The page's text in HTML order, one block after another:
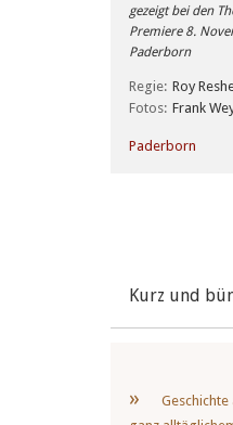
gezeigt bei den
Premiere 8.
Paderborn
Regie Roy
Fotos Frank
Paderborn
Kurz und